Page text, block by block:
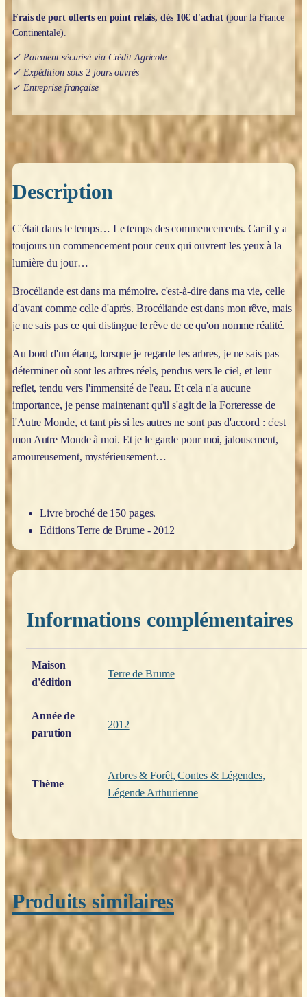
Frais de port offerts en point relais, dès 10€ d'achat(pour la France
Continentale).
✓ Paiement sécurisé via Crédit Agricole
✓ Expédition sous 2 jours ouvrés
✓ Entreprise française
Description
C'était dans le temps… Le temps des commencements. Car il y a
toujours un commencement pour ceux qui ouvrent les yeux à la
lumière du jour…
Brocéliande est dans ma mémoire. c'est-à-dire dans ma vie, celle
d'avant comme celle d'après. Brocéliande est dans mon rêve, mais
je ne sais pas ce qui distingue le rêve de ce qu'on nomme réalité.
Au bord d'un étang, lorsque je regarde les arbres, je ne sais pas
déterminer où sont les arbres réels, pendus vers le ciel, et leur
reflet, tendu vers l'immensité de l'eau. Et cela n'a aucune
importance, je pense maintenant qu'il s'agit de la Forteresse de
l'Autre Monde, et tant pis si les autres ne sont pas d'accord : c'est
mon Autre Monde à moi. Et je le garde pour moi, jalousement,
amoureusement, mystérieusement…
Livre broché de 150 pages.
Editions Terre de Brume - 2012
Informations complémentaires
Poids
Maison
d'édition
Terre de Brume
Année de
parution
2012
Thème
Arbres & Forêt,Contes & Légendes,
Légende Arthurienne
Produits similaires